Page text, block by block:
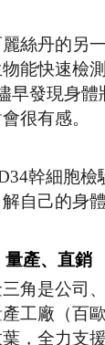
絲丹的另
能快速檢
早發現身
很有感。
幹細胞
自己的身
量產、直銷
角是公司
產工廠（
，全力支